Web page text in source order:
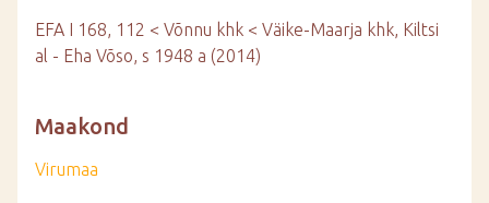
EFA I 168, 112 < Võnnu khk < Väike-Maarja khk, Kiltsi
al - Eha Võso, s 1948 a (2014)
Maakond
Virumaa